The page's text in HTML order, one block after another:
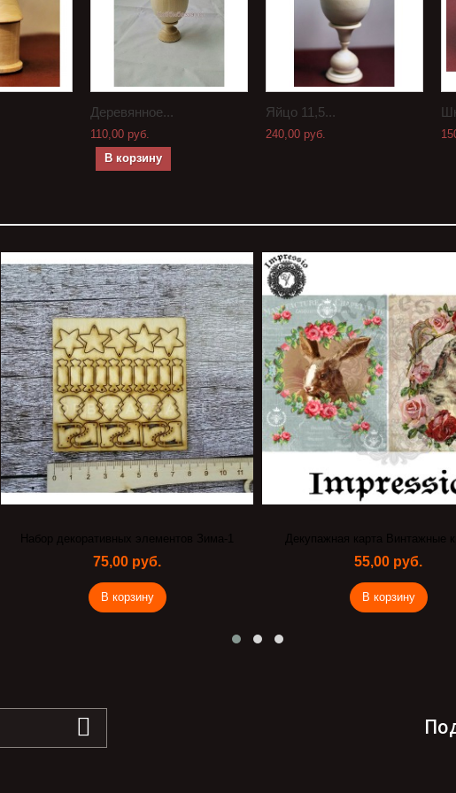
Деревянное...
110,00 руб.
В корзину
Яйцо 11,5...
240,00 руб.
Набор декоративных элементов Зима-1
75,00 руб.
В корзину
Декупажная карта Винтажные
55,00 руб.
В корзину